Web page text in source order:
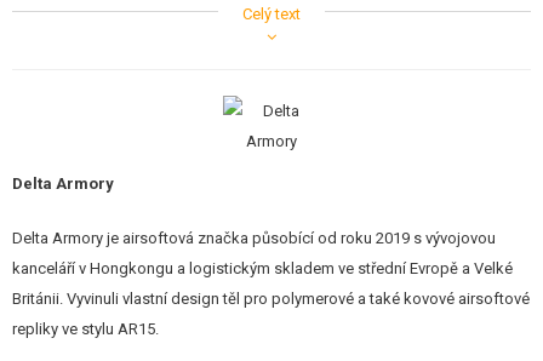
NOVINKY
SHS zpožďovací vačka na pístové kolo
zbraně
trn s ložiskem
rychlá výměna motoru QRS
rotary Hop-up komora
zesílený mechabox, který dlouhodobě udrží M120-130 pružinu.
Celý text
Delta Armory
Delta Armory je airsoftová značka působící od roku 2019 s vývojovou
kanceláří v Hongkongu a logistickým skladem ve střední Evropě a Velké
Británii. Vyvinuli vlastní design těl pro polymerové a také kovové airsoftové
repliky ve stylu AR15.